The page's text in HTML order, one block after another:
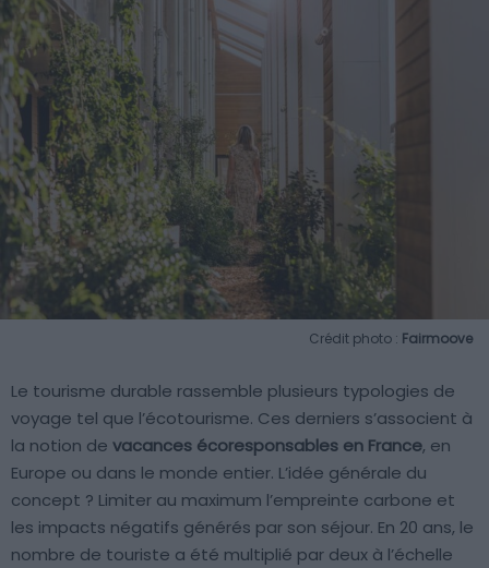
Crédit photo : Fairmoove
Le tourisme durable rassemble plusieurs typologies de
voyage tel que l’écotourisme. Ces derniers s’associent à
la notion de vacances écoresponsables en France, en
Europe ou dans le monde entier. L’idée générale du
concept ? Limiter au maximum l’empreinte carbone et
les impacts négatifs générés par son séjour. En 20 ans, le
nombre de touriste a été multiplié par deux à l’échelle